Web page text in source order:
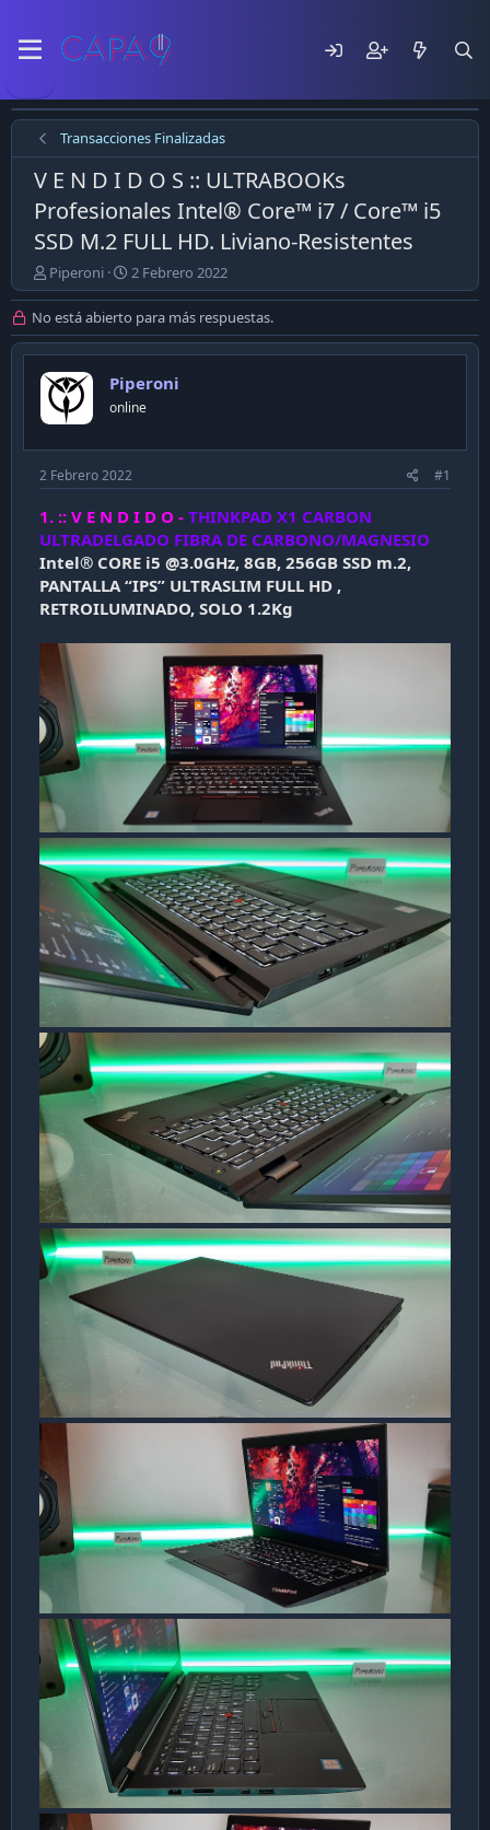
Transacciones Finalizadas
V E N D I D O S :: ULTRABOOKs
Profesionales Intel® Core™ i7 / Core™ i5
SSD M.2 FULL HD. Liviano-Resistentes
E
m
p
e
z
ó
e
l
t
e
m
a
Piperoni
F
e
h
a
e
p
b
l
i
c
a
c
i
ó
n
2 Febrero 2022
No está abierto para más respuestas.
Piperoni
online
2 Febrero 2022 #1
1. :: V E N D I D O - THINKPAD X1 CARBON
ULTRADELGADO FIBRA DE CARBONO/MAGNESIO
Intel® CORE i5 @3.0GHz, 8GB, 256GB SSD m.2,
PANTALLA “IPS” ULTRASLIM FULL HD ,
RETROILUMINADO, SOLO 1.2Kg